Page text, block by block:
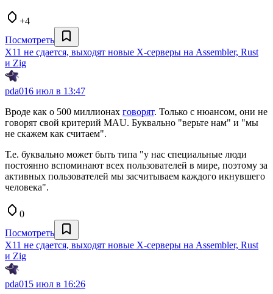
+4
Посмотреть
X11 не сдается, выходят новые X‑серверы на Assembler, Rust
и Zig
pda016 июл в 13:47
Вроде как о 500 миллионах говорят. Только с нюансом, они не
говорят свой критерий MAU. Буквально "верьте нам" и "мы
не скажем как считаем".
Т.е. буквально может быть типа "у нас специальные люди
постоянно вспоминают всех пользователей в мире, поэтому за
активных пользователей мы засчитываем каждого икнувшего
человека".
0
Посмотреть
X11 не сдается, выходят новые X‑серверы на Assembler, Rust
и Zig
pda015 июл в 16:26